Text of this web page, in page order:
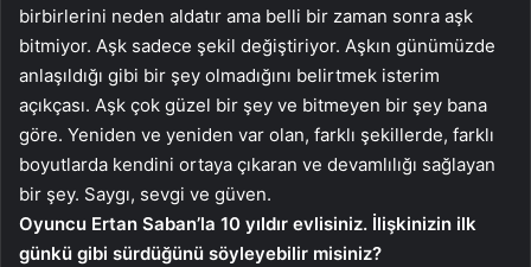
birbirlerini neden aldatır ama belli bir zaman sonra aşk
bitmiyor. Aşk sadece şekil değiştiriyor. Aşkın günümüzde
anlaşıldığı gibi bir şey olmadığını belirtmek isterim
açıkçası. Aşk çok güzel bir şey ve bitmeyen bir şey bana
göre. Yeniden ve yeniden var olan, farklı şekillerde, farklı
boyutlarda kendini ortaya çıkaran ve devamlılığı sağlayan
bir şey. Saygı, sevgi ve güven.
Oyuncu Ertan Saban’la 10 yıldır evlisiniz. İlişkinizin ilk
günkü gibi sürdüğünü söyleyebilir misiniz?